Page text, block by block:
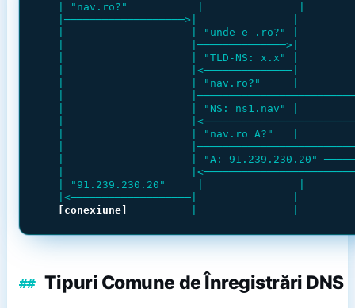
| "nav.ro?"           |               |
|───────────────────>|               |
|                    | "unde e .ro?" |
|                    |──────────────>|
|                    | "TLD-NS: x.x" |
|                    |<──────────────|
|                    | "nav.ro?"     |
|
|                    | "NS: ns1.nav" |
|
|                    | "nav.ro A?"   |
|
|                    | "A: 91.239.230.20"
|
| "91.239.230.20"     |               |
|<───────────────────|               |
[conexiune]
Tipuri Comune de Înregistrări DNS